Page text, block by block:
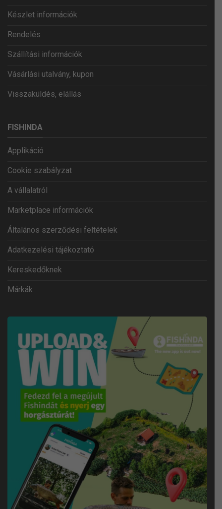
Készlet információk
Rendelés
Szállítási információk
Vásárlási utalvány, kupon
Visszaküldés, elállás
FISHINDA
Applikáció
Cookie szabályzat
A vállalatról
Marketplace információk
Általános szerződési feltételek
Adatkezelési tájékoztató
Kereskedőknek
Márkák